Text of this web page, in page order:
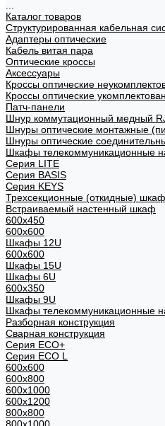
Каталог товаров
Структурированная кабельная
Адаптеры оптические
Кабель витая пара
Оптические кроссы
Аксессуары
Кроссы оптические
Кроссы оптические
Патч-панели
Шнур коммутационный медный
Шнуры оптические монтажные
Шнуры оптические
Шкафы телекоммуникационные
Cерия LITE
Cерия BASIS
Cерия KEYS
Трехсекционные (откидные)
Встраиваемый настенный шкаф
600x450
600x600
Шкафы 12U
600x600
Шкафы 15U
Шкафы 6U
600x350
Шкафы 9U
Шкафы телекоммуникационные
Разборная конструкция
Сварная конструкция
Серия ECO+
Серия ECO L
600x600
600x800
600х1000
600х1200
800x800